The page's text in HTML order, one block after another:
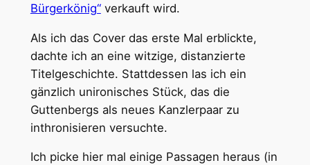
Bürgerkönig“verkauft wird.
Als ich das Cover das erste Mal erblickte,
dachte ich an eine witzige, distanzierte
Titelgeschichte. Stattdessen las ich ein
gänzlich unironisches Stück, das die
Guttenbergs als neues Kanzlerpaar zu
inthronisieren versuchte.
Ich picke hier mal einige Passagen heraus (in